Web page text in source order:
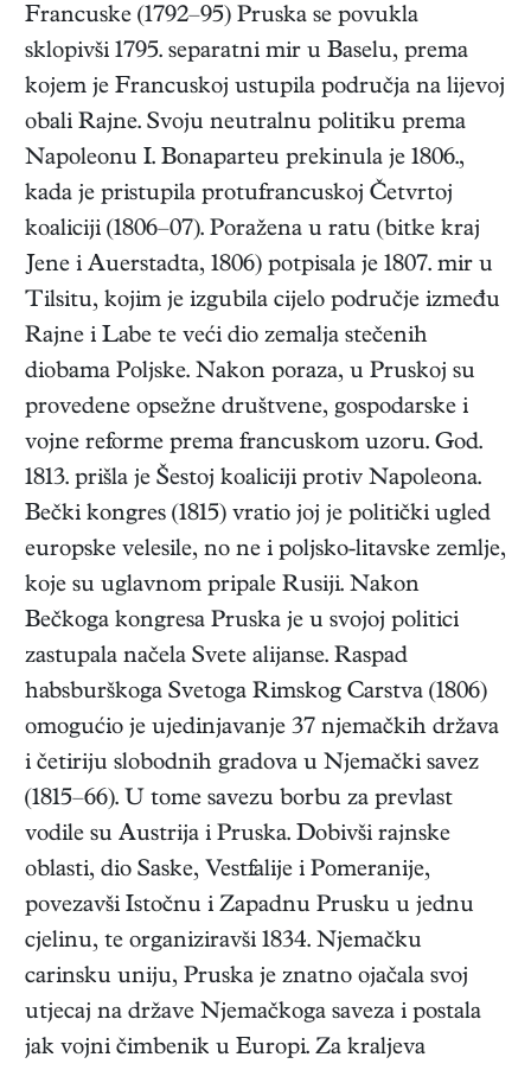
Francuske (1792–95) Pruska se povukla
sklopivši 1795. separatni mir u Baselu, prema
kojem je Francuskoj ustupila područja na lijevoj
obali Rajne. Svoju neutralnu politiku prema
Napoleonu I. Bonaparteu prekinula je 1806.,
kada je pristupila protufrancuskoj Četvrtoj
koaliciji (1806–07). Poražena u ratu (bitke kraj
Jene i Auerstadta, 1806) potpisala je 1807. mir u
Tilsitu, kojim je izgubila cijelo područje između
Rajne i Labe te veći dio zemalja stečenih
diobama Poljske. Nakon poraza, u Pruskoj su
provedene opsežne društvene, gospodarske i
vojne reforme prema francuskom uzoru. God.
1813. prišla je Šestoj koaliciji protiv Napoleona.
Bečki kongres (1815) vratio joj je politički ugled
europske velesile, no ne i poljsko-litavske zemlje,
koje su uglavnom pripale Rusiji. Nakon
Bečkoga kongresa Pruska je u svojoj politici
zastupala načela Svete alijanse. Raspad
habsburškoga Svetoga Rimskog Carstva (1806)
omogućio je ujedinjavanje 37 njemačkih država
i četiriju slobodnih gradova u Njemački savez
(1815–66). U tome savezu borbu za prevlast
vodile su Austrija i Pruska. Dobivši rajnske
oblasti, dio Saske, Vestfalije i Pomeranije,
povezavši Istočnu i Zapadnu Prusku u jednu
cjelinu, te organiziravši 1834. Njemačku
carinsku uniju, Pruska je znatno ojačala svoj
utjecaj na države Njemačkoga saveza i postala
jak vojni čimbenik u Europi. Za kraljeva